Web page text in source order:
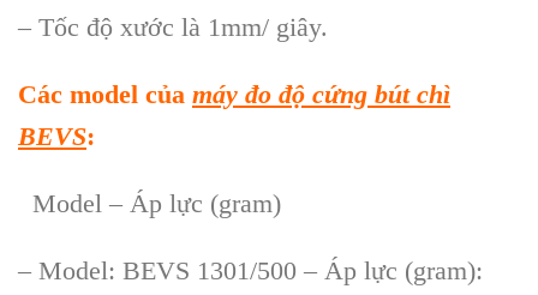
– Tốc độ xước là 1mm/ giây.
Các model của máy đo độ cứng bút chì
BEVS:
Model – Áp lực (gram)
– Model: BEVS 1301/500 – Áp lực (gram):